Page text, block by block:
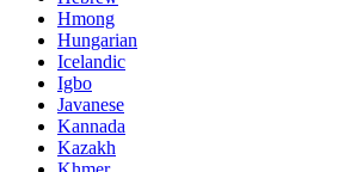
Hmong
Hungarian
Icelandic
Igbo
Javanese
Kannada
Kazakh